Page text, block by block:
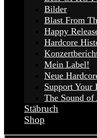
Bilder
Blast From
Happy
Hardcore
Mein Label!
Neue
Support Your
The Sound
Stäbruch
Shop